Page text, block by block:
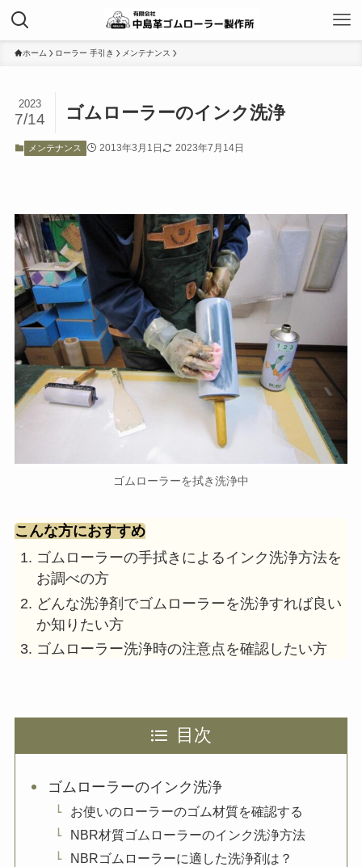
ホーム ローラー 手引き メンテナンス
ゴムローラーのインク洗浄
2023
7/14
メンテナンス 2013年3月1日 2023年7月14日
ゴムローラーを拭き洗浄中
こんな方におすすめ
ゴムローラーの手拭きによるインク洗浄方法を
お調べの方
どんな洗浄剤でゴムローラーを洗浄すれば良い
か知りたい方
ゴムローラー洗浄時の注意点を確認したい方
目次
ゴムローラーのインク洗浄
お使いのローラーのゴム材質を確認する
NBR材質ゴムローラーのインク洗浄方法
NBRゴムローラーに適した洗浄剤は？